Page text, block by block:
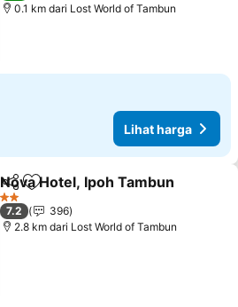
0.1 km dari Lost World of Tambun
Lihat harga
KongsiTambah ke favorit
Nova Hotel, Ipoh Tambun
2 Bintang
7.2
396
2.8 km dari Lost World of Tambun